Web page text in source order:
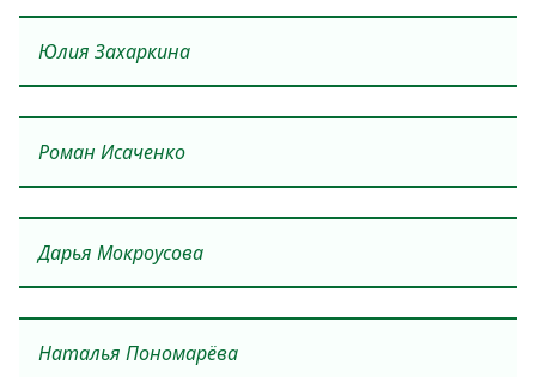
Юлия Захаркина
Роман Исаченко
Дарья Мокроусова
Наталья Пономарёва